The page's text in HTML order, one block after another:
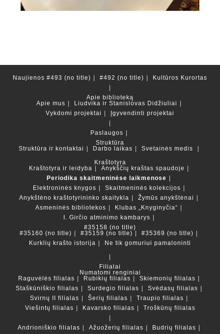
Naujienos #493 (no title) #492 (no title) Kultūros Kurortas
Apie biblioteką
Apie mus
Liudvika ir Stanislovas Didžiuliai
Vykdomi projektai
Įgyvendinti projektai
Paslaugos
Struktūra
Struktūra ir kontaktai
Darbo laikas
Svetainės medis
Kraštotyra
Kraštotyra ir leidyba
Anykščių kraštas spaudoje
Periodika skaitmeninėse laikmenose
Elektroninės knygos
Skaitmeninės kolekcijos
Anykštėno kraštotyrininko skaitykla
Žymūs anykštėnai
Asmeninės bibliotekos
Klubas „Knyginyčia“
I. Girčio atminimo kambarys
#35158 (no title)
#35160 (no title)
#35159 (no title)
#35369 (no title)
Kurklių krašto istorija
Ne tik gomuriui pamaloninti
Filialai
Numatomi renginiai
Raguvėlės filialas
Rubikių filialas
Skiemonių filialas
Staškūniškio filialas
Surdegio filialas
Svėdasų filialas
Svirnų II filialas
Šerių filialas
Traupio filialas
Viešintų filialas
Kavarsko filialas Troškūnų filialas
Andrioniškio filialas Ažuožerių filialas Budrių filialas